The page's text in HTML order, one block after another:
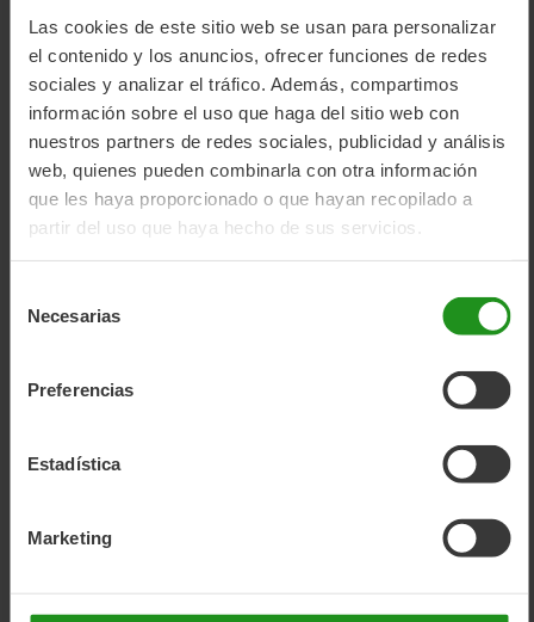
Las cookies de este sitio web se usan para personalizar
el contenido y los anuncios, ofrecer funciones de redes
sociales y analizar el tráfico. Además, compartimos
información sobre el uso que haga del sitio web con
nuestros partners de redes sociales, publicidad y análisis
web, quienes pueden combinarla con otra información
que les haya proporcionado o que hayan recopilado a
partir del uso que haya hecho de sus servicios.
Necesarias
Preferencias
Estadística
Marketing
Maxi
EB-
D
Da
Bobike
Maxi
1P&EB-
Da
Telaio
120,00